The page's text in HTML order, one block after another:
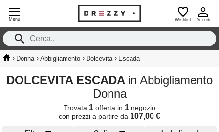
Menu Wishlist Accedi
› Donna › Abbigliamento › Dolcevita › Escada
DOLCEVITA ESCADA in Abbigliamento
Donna
Trovata 1 offerta in 1 negozio
con prezzi a partire da 107,00 €